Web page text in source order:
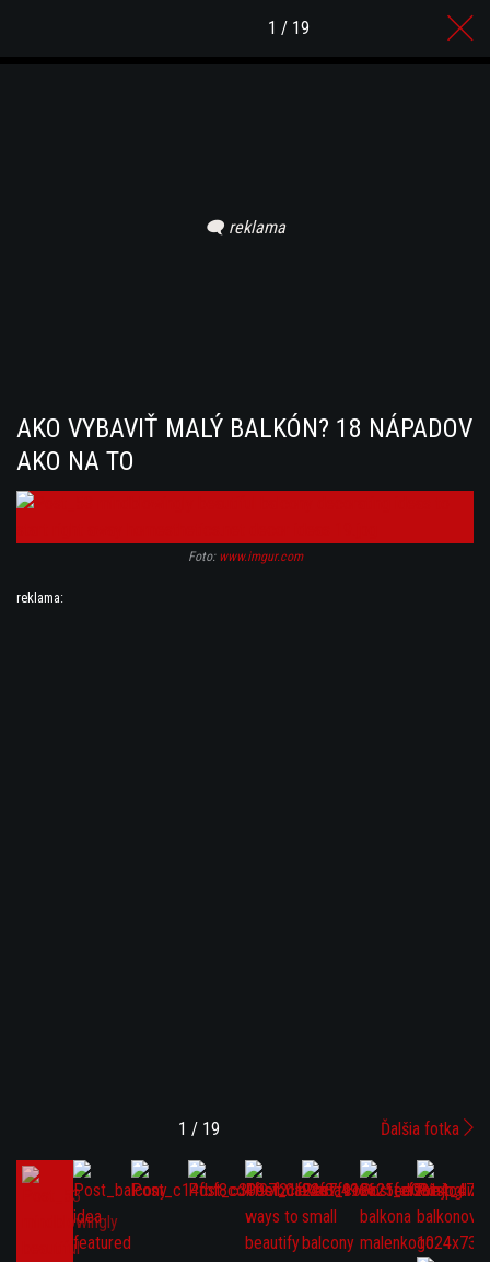
1 / 19
AKO VYBAVIŤ MALÝ BALKÓN? 18 NÁPADOV
AKO NA TO
Foto: www.imgur.com
reklama:
1 / 19 Ďalšia fotka